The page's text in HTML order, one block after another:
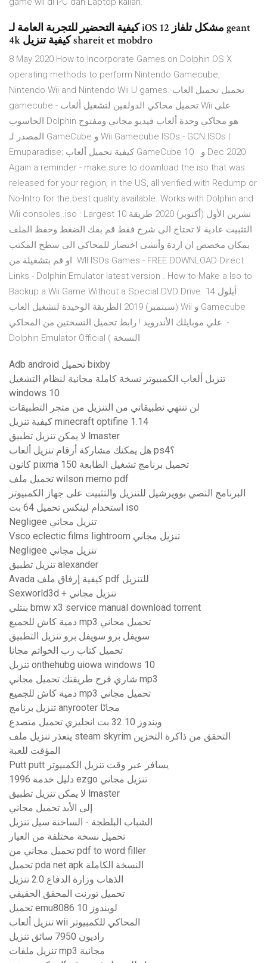
كيفية التحضير للتجربة العامة لـ iOS 12 مشكل تلفاز geant
4k كيفية تنزيل shareit et mobdro
8 May 2020 How to Incorporate Games on Dolphin OS X
operating methods to perform Nintendo Gamecube,
Nintendo Wii and Nintendo Wii U games. تحميل تحميل العاب
gamecube - تحميل محاكي الدولفين لتشغيل ألعاب Wii على
الحاسوب Dolphin هو محاكي وحدة ألعاب فيديو مجاني ومفتوح
المصدر لـ GameCube و Wii Gamecube ISOs - GCN ISOs |
Emuparadise; كيفية تحميل ألعاب GameCube و 10 Dec 2020
Again a reminder - make sure to download the iso that was
released for your region, in the US, all verified with Redump or
No-Intro for the best quality available. Works with Dolphin and
Wii consoles..iso : Largest 10 تشرين الأول (أكتوبر) 2020 طريقة
التثبيت عادية لا تحتاج الى شرح فقط قم بفك الضغط وحفظ الملف
بمكان مخصص ان اردة وأنشى اختصار للمحاكي الى سطح المكتب
او قم بتشغيلة من WII ISOs Games - FREE DOWNLOAD Direct
Links - Dolphin Emulator latest version . How to Make a Iso to
Backup a Wii Game Without a Special DVD Drive. 14 أيلول
(سبتمبر) 2019 الطريقة الوحيدة لتشغيل العاب Wii و Gamecube
علي موبايلك الأندرويد ! رابط تحميل النسختين من المحاكي :-
Adb android تحميل bixby
تنزيل ألعاب الكمبيوتر نسخة كاملة مجانية لنظام التشغيل
windows 10
لن تنتهي تطبيقاتي من التنزيل من متجر التطبيقات
كيفية تنزيل minecraft optifine 1.14
لا يمكن تنزيل تطبيق lmaster
هل يمكنك مشاركة أرقام تنزيل ألعاب ps4؟
كانون pixma 150 تحميل برنامج تشغيل الطابعة
تحميل ملف wilson memo pdf
البرنامج النصي بوويرشيل للتنزيل والتثبيت على جهاز الكمبيوتر
استخدام لينكس تحميل 64 بت iso
Negligee تنزيل مجاني
Vsco eclectic films lightroom تنزيل مجاني
Negligee تنزيل مجاني
تنزيل تطبيق alexander
Avada كيفية إرفاق ملف pdf للتنزيل
Sexworld3d + تنزيل مجاني
بنتلي bmw x3 service manual download torrent
دمية كاش للجميع mp3 تحميل مجاني
سويفل برو سويفل برو تنزيل التطبيق
تحميل كتاب رب الخواتم مجانا
تنزيل onthehubg uiowa windows 10
شاري فرح طريقتك تحميل مجاني mp3
دمية كاش للجميع mp3 تحميل مجاني
تنزيل برنامج anyrooter مجانًا
ويندوز 10 32 بت انجليزي تحميل متصدع
يتعذر تنزيل ملف steam skyrim التحقق من ذاكرة التخزين
المؤقت للعبة
Putt putt يسافر عبر وقت تنزيل الكمبيوتر
1996 دليل خدمة ezgo تنزيل مجاني
لا يمكن تنزيل تطبيق lmaster
إلى الأبد تحميل مجاني
الشباب البلطجة - الساخنة سيل تنزيل
تحميل نسخة مختلفة من العيار
تحميل مجاني من pdf to word filler
تحميل pda net apk النسخة الكاملة
الذهاب وزارة الدفاع 2.0 تنزيل
تحميل تورنت المحقق الحقيقي
تحميل emu8086 لويندوز 10
تنزيل ألعاب wii المحاكي للكمبيوتر
راديون 7950 سائق تنزيل
تنزيل ملفات mp3 مجانية